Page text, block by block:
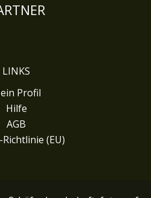
LINKS
Profil
Hilfe
AGB
(EU)